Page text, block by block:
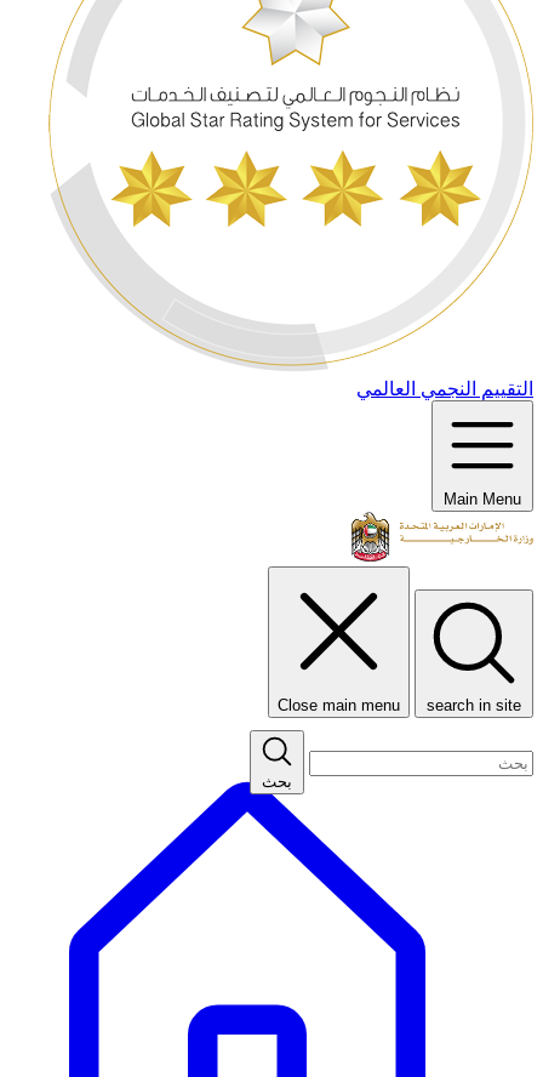
التقييم النجمي العالمي
Main Menu
search in site
Close main menu
بحث